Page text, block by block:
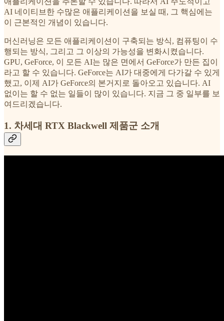
AI 네이티브한 수많은 애플리케이션을 보실 때, 그 핵심에는
이 근본적인 개념이 있습니다.
머신러닝은 모든 애플리케이션이 구축되는 방식, 컴퓨팅이 수
행되는 방식, 그리고 그 이상의 가능성을 변화시켰습니다.
GPU, GeForce, 이 모든 AI는 많은 면에서 GeForce가 만든 집이
라고 할 수 있습니다. GeForce는 AI가 대중에게 다가갈 수 있게
했고, 이제 AI가 GeForce의 본거지로 돌아오고 있습니다. AI
없이는 할 수 없는 일들이 많이 있습니다. 지금 그 중 일부를 보
여드리겠습니다.
1. 차세대 RTX Blackwell 제품군 소개